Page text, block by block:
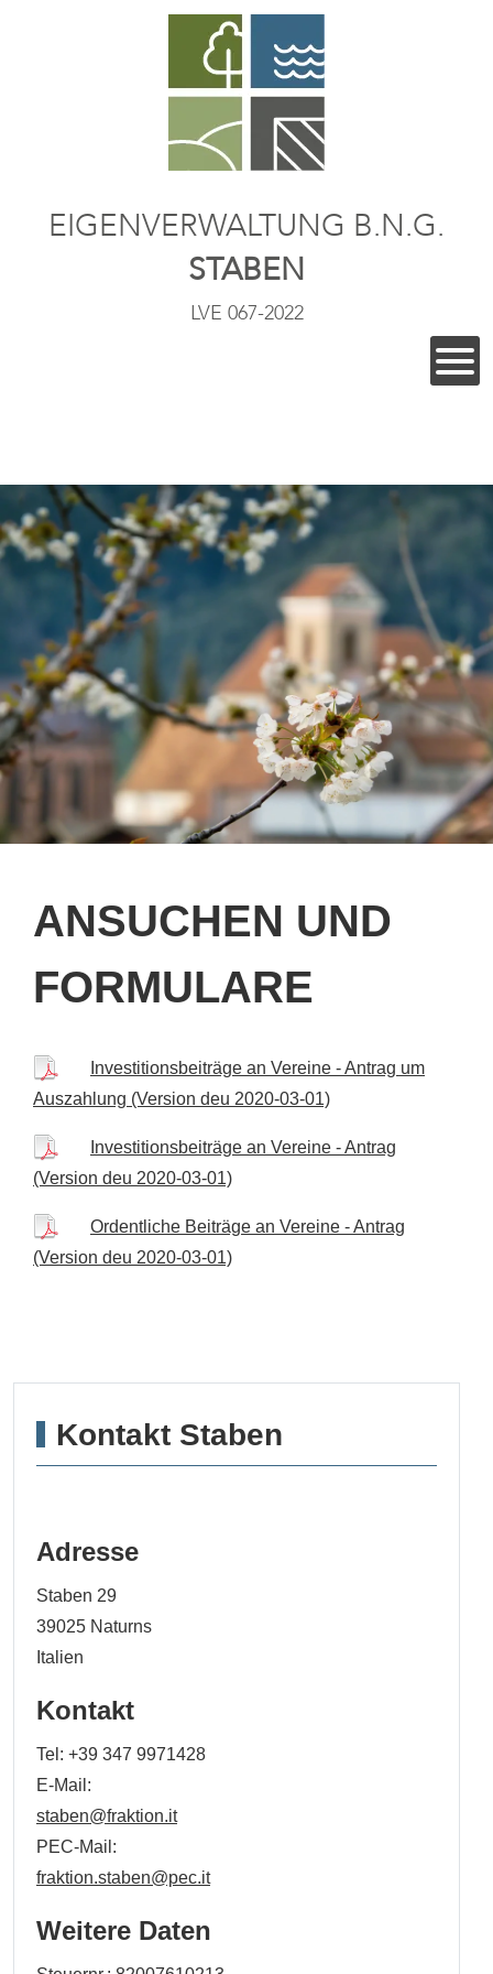
EIGENVERWALTUNG B.N.G.
STABEN
LVE 067-2022
Kontakt Staben
Adresse
Staben 29
39025 Naturns
Italien
Kontakt
Tel: +39 347 9971428
E-Mail:
staben@fraktion.it
PEC-Mail:
fraktion.staben@pec.it
Weitere Daten
ANSUCHEN UND
FORMULARE
Investitionsbeiträge an Vereine - Antrag um
Auszahlung (Version deu 2020-03-01)
Investitionsbeiträge an Vereine - Antrag
(Version deu 2020-03-01)
Ordentliche Beiträge an Vereine - Antrag
(Version deu 2020-03-01)